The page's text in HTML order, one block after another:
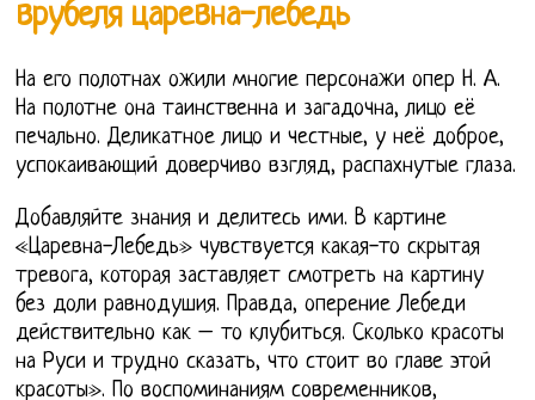
врубеля царевна-лебедь
На его полотнах ожили многие персонажи опер Н. А.
На полотне она таинственна и загадочна, лицо её
печально. Деликатное лицо и честные, у неё доброе,
успокаивающий доверчиво взгляд, распахнутые глаза.
Добавляйте знания и делитесь ими. В картине
«Царевна-Лебедь» чувствуется какая-то скрытая
тревога, которая заставляет смотреть на картину
без доли равнодушия. Правда, оперение Лебеди
действительно как – то клубиться. Сколько красоты
на Руси и трудно сказать, что стоит во главе этой
красоты». По воспоминаниям современников,